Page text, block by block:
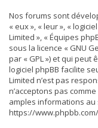
Nos forums sont
« eux », « leur », «
Limited », « Équipes
sous la licence « GNU
par « GPL ») et qui peut
logiciel phpBB facilite
Limited n’est pas
n’acceptons pas
amples informations au
https://www.phpbb.com/